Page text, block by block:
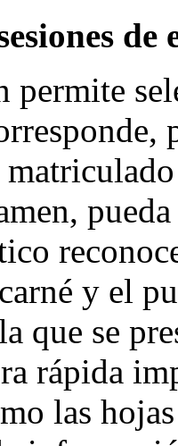
de
permite
y el
que se
rápida
las